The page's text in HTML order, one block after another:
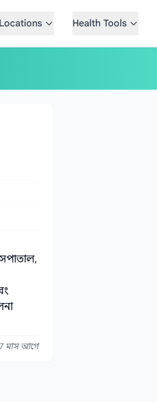
Locations Health Tools
মাস আগে